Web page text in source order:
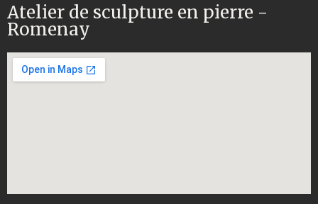
Atelier de sculpture en pierre -
Romenay